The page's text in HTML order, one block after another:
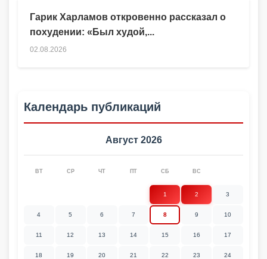
Гарик Харламов откровенно рассказал о
похудении: «Был худой,...
02.08.2026
Календарь публикаций
Август 2026
ВТ СР ЧТ ПТ СБ ВС
1 2 3
4 5 6 7 8 9 10
11 12 13 14 15 16 17
18 19 20 21 22 23 24